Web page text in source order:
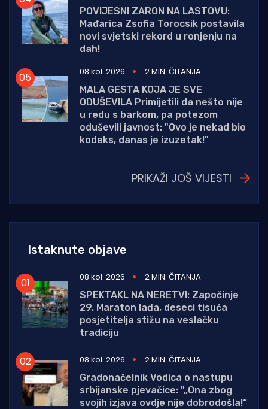
POVIJESNI ZARON NA LASTOVU:
Mađarica Zsofia Torocsik postavila
novi svjetski rekord u ronjenju na
dah!
08 kol. 2026
2 MIN. ČITANJA
MALA GESTA KOJA JE SVE
ODUŠEVILA Primijetili da nešto nije
u redu s barkom, pa potezom
oduševili javnost: "Ovo je nekad bio
kodeks, danas je izuzetak!"
PRIKAŽI JOŠ VIJESTI
Istaknute objave
08 kol. 2026
2 MIN. ČITANJA
SPEKTAKL NA NERETVI: Započinje
29. Maraton lađa, deseci tisuća
posjetitelja stižu na veslačku
tradiciju
08 kol. 2026
2 MIN. ČITANJA
Gradonačelnik Vodica o nastupu
srbijanske pjevačice: "„Ona zbog
svojih izjava ovdje nije dobrodošla!“